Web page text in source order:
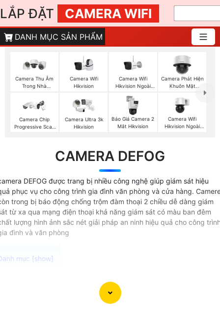
LẮP ĐẶT CAMERA WIFI
DANH MỤC SẢN PHẨM
Camera Thu Âm
Trong Nhà
Camera Wifi
Hikvision
Camera Wifi
Hikvision Ngoài
Camera Phát Hiện
Khuôn Mặt
Camera Chip
Progressive Scan
Camera Ultra 3k
Hikvision
Báo Giá Camera 2
Mắt Hikvision
Camera Wifi
Hikvision Ngoài
CAMERA DEFOG
DEFOG được trang bị nhiều công nghệ giúp giám sát hiệu
phục vụ cho công trình gia đình văn phòng và cửa hàng.
trong bị báo động chống trộm đàm thoại 2 chiều dễ dàng giám
từ xa qua mạng điện thoại khả năng giám sát có màu ban đêm
lượng hình ảnh sắc nét giải pháp an ninh hiệu quả cho công
đình và văn phòng
DEFOG cung cấp giải pháp giám sát an ninh và
soát các hoạt động một cách dễ dàng với độ phân